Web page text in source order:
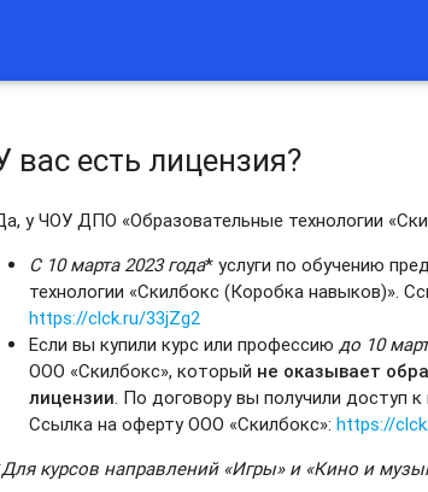
вас есть лицензия?
у ЧОУ ДПО «Образовательные технологии
С 10 марта2023 года* услуги по обучению
технологии «Скилбокс (Коробка навыков)».
https://clck.ru/33jZg2
Если вы купили курс или профессию до 10
ООО «Скилбокс», который не оказывает
лицензии . По договору вы получили доступ
Ссылка на оферту ООО «Скилбокс»:https://
Для курсов направлений «Игры» и «Кино и